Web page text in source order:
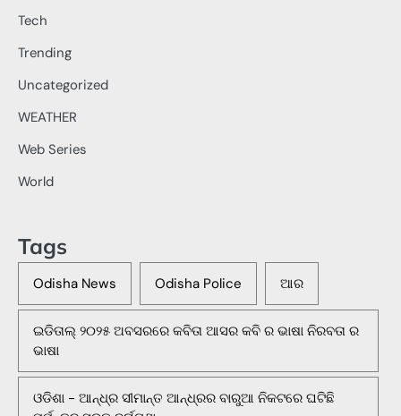
Tech
Trending
Uncategorized
WEATHER
Web Series
World
Tags
Odisha News Odisha Police ଆର
ଇଡିତାଲ୍ ୨୦୨୫ ଅବସରରେ କବିତା ଆସର କବି ର ଭାଷା ନିରବତା ର
ଭାଷା
ଓଡିଶା - ଆନ୍ଧ୍ର ସୀମାନ୍ତ ଆନ୍ଧ୍ରର ବାରୁଆ ନିକଟରେ ଘଟିଛି